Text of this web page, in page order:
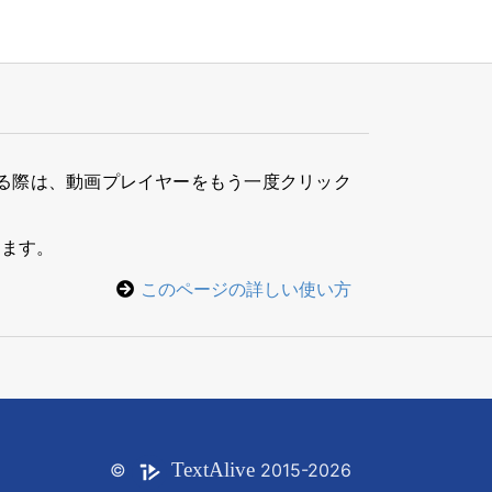
は、動画プレイヤーをもう一度クリック
す。
このページの詳しい使い方
© TextAlive2015-2026